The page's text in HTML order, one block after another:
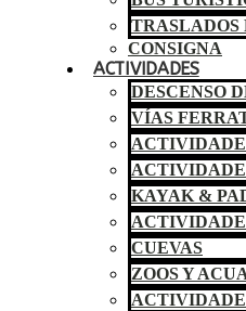
TRASLADOS
CONSIGNA
ACTIVIDADES
DESCENSO
VÍAS
KAYAK &
CUEVAS
ZOOS Y